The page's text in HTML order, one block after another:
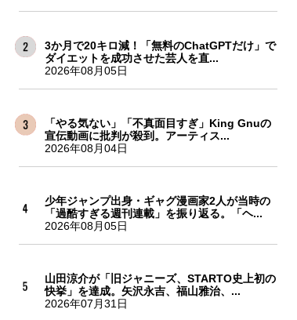
3か月で20キロ減！「無料のChatGPTだけ」で
ダイエットを成功させた芸人を直...
2026年08月05日
「やる気ない」「不真面目すぎ」King Gnuの
宣伝動画に批判が殺到。アーティス...
2026年08月04日
少年ジャンプ出身・ギャグ漫画家2人が当時の
「過酷すぎる週刊連載」を振り返る。「ヘ...
2026年08月05日
山田涼介が「旧ジャニーズ、STARTO史上初の
快挙」を達成。矢沢永吉、福山雅治、...
2026年07月31日